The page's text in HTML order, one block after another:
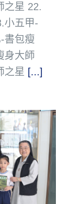
之星 22.
小五甲-
書包瘦
身大師
之星 [...]